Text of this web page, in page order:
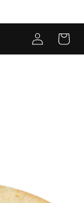
Iniciar sesión